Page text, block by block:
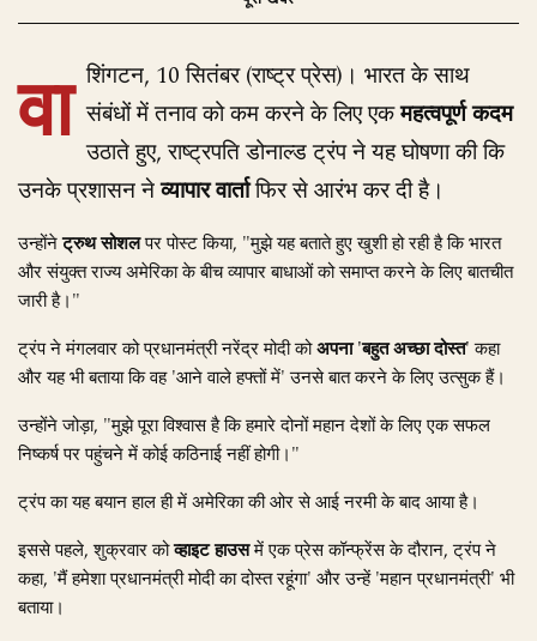
वा शिंगटन, 10 सितंबर (राष्ट्र प्रेस)। भारत के साथ
संबंधों में तनाव को कम करने के लिए एकमहत्वपूर्ण कदम
उठाते हुए, राष्ट्रपति डोनाल्ड ट्रंप ने यह घोषणा की कि
उनके प्रशासन नेव्यापार वार्ताफिर से आरंभ कर दी है।
उन्होंनेट्रुथ सोशलपर पोस्ट किया, "मुझे यह बताते हुए खुशी हो रही है कि भारत
और संयुक्त राज्य अमेरिका के बीच व्यापार बाधाओं को समाप्त करने के लिए बातचीत
जारी है।"
ट्रंप ने मंगलवार को प्रधानमंत्री नरेंद्र मोदी कोअपना 'बहुत अच्छा दोस्त'कहा
और यह भी बताया कि वह 'आने वाले हफ्तों में' उनसे बात करने के लिए उत्सुक हैं।
उन्होंने जोड़ा, "मुझे पूरा विश्वास है कि हमारे दोनों महान देशों के लिए एक सफल
निष्कर्ष पर पहुंचने में कोई कठिनाई नहीं होगी।"
ट्रंप का यह बयान हाल ही में अमेरिका की ओर से आई नरमी के बाद आया है।
इससे पहले, शुक्रवार कोव्हाइट हाउसमें एक प्रेस कॉन्फ्रेंस के दौरान, ट्रंप ने
कहा, 'मैं हमेशा प्रधानमंत्री मोदी का दोस्त रहूंगा' और उन्हें 'महान प्रधानमंत्री' भी
बताया।